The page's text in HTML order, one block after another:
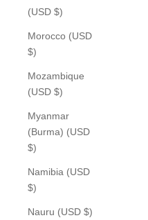
(USD $)
Morocco (USD
$)
Mozambique
(USD $)
Myanmar
(Burma) (USD
$)
Namibia (USD
$)
Nauru (USD $)